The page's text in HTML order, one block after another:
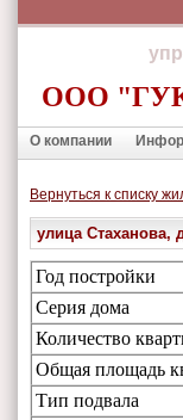
ООО "ГУК
О компании
Вернуться к списку
улица Стаханова,
Год постройки
Серия дома
Количество
Общая площадь
Тип подвала